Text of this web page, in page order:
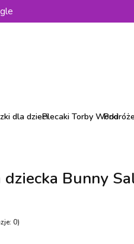
dla dzieciPlecaki Torby Worki
Bunny
0)